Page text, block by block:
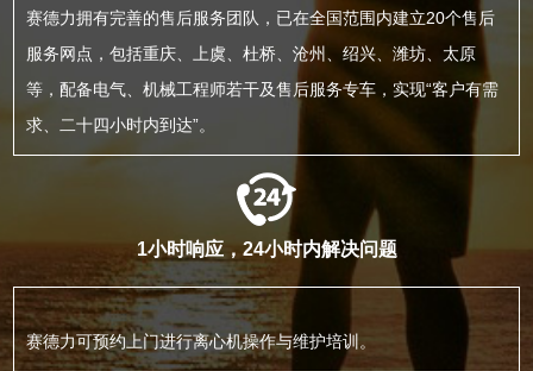
赛德力拥有完善的售后服务团队，已在全国范围内建立20个售后
服务网点，包括重庆、上虞、杜桥、沧州、绍兴、潍坊、太原
等，配备电气、机械工程师若干及售后服务专车，实现“客户有需
求、二十四小时内到达”。
1小时响应，24小时内解决问题
赛德力可预约上门进行离心机操作与维护培训。